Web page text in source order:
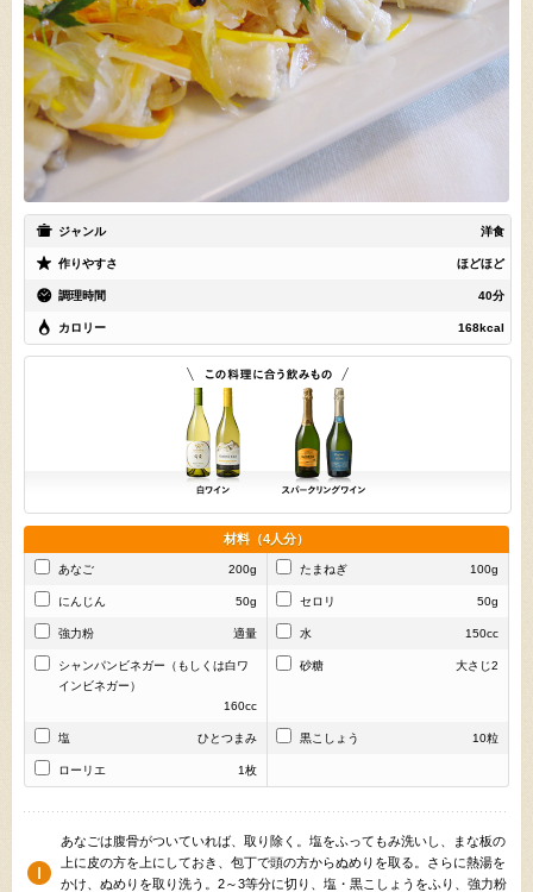
ジャンル 洋食
作りやすさ ほどほど
調理時間 40分
カロリー 168kcal
材料（4人分）
あなご 200g たまねぎ 100g
にんじん 50g セロリ 50g
強力粉 適量 水 150cc
シャンパンビネガー（もしくは白ワ
インビネガー）
160cc
砂糖 大さじ2
塩 ひとつまみ 黒こしょう 10粒
ローリエ 1枚
あなごは腹骨がついていれば、取り除く。塩をふってもみ洗いし、まな板の
上に皮の方を上にしておき、包丁で頭の方からぬめりを取る。さらに熱湯を
かけ、ぬめりを取り洗う。2～3等分に切り、塩・黒こしょうをふり、強力粉